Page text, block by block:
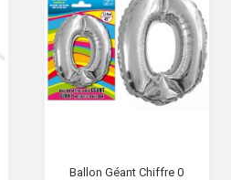
Ballon Géant Chiffre 0